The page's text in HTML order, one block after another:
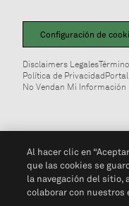
Configuración de
Disclaimers Legales
Política de Privacidad
No Vendan Mi Información
Al hacer clic en
que las cookies se
la navegación del sitio,
colaborar con nuestros